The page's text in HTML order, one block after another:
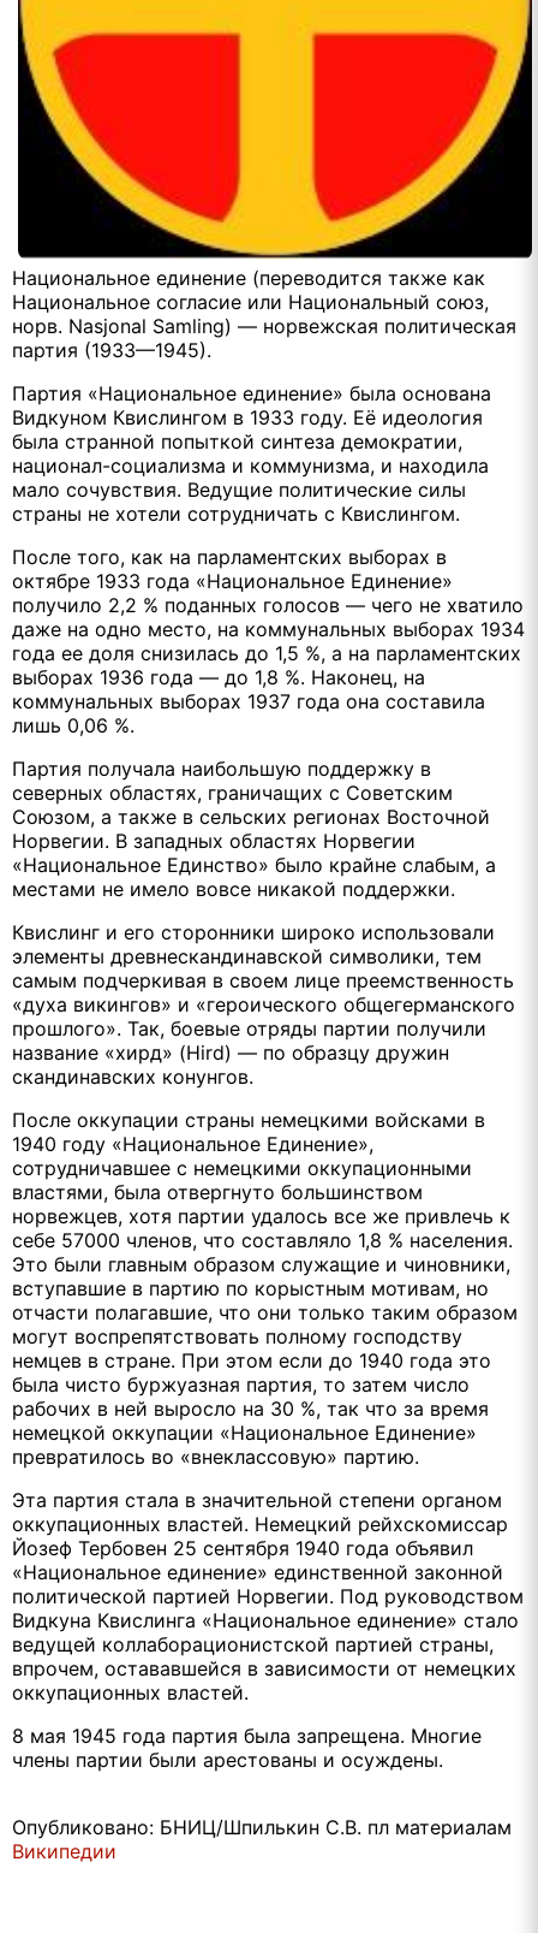
Национальное единение (переводится также как
Национальное согласие или Национальный союз,
норв. Nasjonal Samling) — норвежская политическая
партия (1933—1945).
Партия «Национальное единение» была основана
Видкуном Квислингом в 1933 году. Её идеология
была странной попыткой синтеза демократии,
национал-социализма и коммунизма, и находила
мало сочувствия. Ведущие политические силы
страны не хотели сотрудничать с Квислингом.
После того, как на парламентских выборах в
октябре 1933 года «Национальное Единение»
получило 2,2 % поданных голосов — чего не хватило
даже на одно место, на коммунальных выборах 1934
года ее доля снизилась до 1,5 %, а на парламентских
выборах 1936 года — до 1,8 %. Наконец, на
коммунальных выборах 1937 года она составила
лишь 0,06 %.
Партия получала наибольшую поддержку в
северных областях, граничащих с Советским
Союзом, а также в сельских регионах Восточной
Норвегии. В западных областях Норвегии
«Национальное Единство» было крайне слабым, а
местами не имело вовсе никакой поддержки.
Квислинг и его сторонники широко использовали
элементы древнескандинавской символики, тем
самым подчеркивая в своем лице преемственность
«духа викингов» и «героического общегерманского
прошлого». Так, боевые отряды партии получили
название «хирд» (Hird) — по образцу дружин
скандинавских конунгов.
После оккупации страны немецкими войсками в
1940 году «Национальное Единение»,
сотрудничавшее с немецкими оккупационными
властями, была отвергнуто большинством
норвежцев, хотя партии удалось все же привлечь к
себе 57000 членов, что составляло 1,8 % населения.
Это были главным образом служащие и чиновники,
вступавшие в партию по корыстным мотивам, но
отчасти полагавшие, что они только таким образом
могут воспрепятствовать полному господству
немцев в стране. При этом если до 1940 года это
была чисто буржуазная партия, то затем число
рабочих в ней выросло на 30 %, так что за время
немецкой оккупации «Национальное Единение»
превратилось во «внеклассовую» партию.
Эта партия стала в значительной степени органом
оккупационных властей. Немецкий рейхскомиссар
Йозеф Тербовен 25 сентября 1940 года объявил
«Национальное единение» единственной законной
политической партией Норвегии. Под руководством
Видкуна Квислинга «Национальное единение» стало
ведущей коллаборационистской партией страны,
впрочем, остававшейся в зависимости от немецких
оккупационных властей.
8 мая 1945 года партия была запрещена. Многие
члены партии были арестованы и осуждены.
Опубликовано: БНИЦ/Шпилькин С.В. пл материалам
Википедии